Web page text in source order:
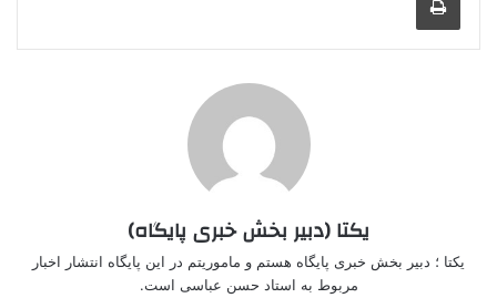
یکتا (دبیر بخش خبری پایگاه)
یکتا ؛ دبیر بخش خبری پایگاه هستم و ماموریتم در این پایگاه انتشار اخبار
مربوط به استاد حسن عباسی است.